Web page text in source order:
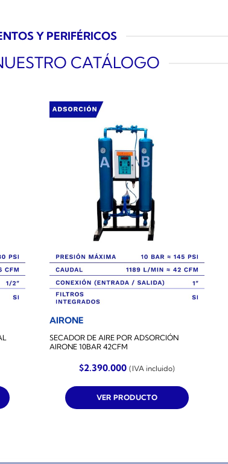
Y PERIFÉRICOS
CATÁLOGO
AIRONE
SECADOR DE AIRE POR ADSORCIÓN
AIRONE 10BAR 42CFM
$2.390.000 (IVA incluido)
VER PRODUCTO